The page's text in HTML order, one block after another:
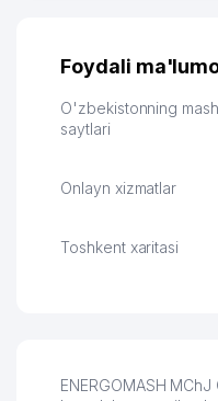
их работе значительно
обслуживания
Рекомендую этот колл-
Vip Brand 31.07.2026
Foydali
O'zbekistonning
saytlari
Onlayn xizmatlar
Toshkent xaritasi
ENERGOMASH